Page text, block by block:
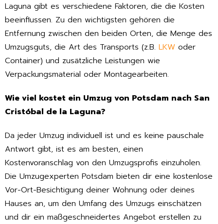
Laguna gibt es verschiedene Faktoren, die die Kosten
beeinflussen. Zu den wichtigsten gehören die
Entfernung zwischen den beiden Orten, die Menge des
Umzugsguts, die Art des Transports (z.B. LKW oder
Container) und zusätzliche Leistungen wie
Verpackungsmaterial oder Montagearbeiten.
Wie viel kostet ein Umzug von Potsdam nach San
Cristóbal de la Laguna?
Da jeder Umzug individuell ist und es keine pauschale
Antwort gibt, ist es am besten, einen
Kostenvoranschlag von den Umzugsprofis einzuholen.
Die Umzugexperten Potsdam bieten dir eine kostenlose
Vor-Ort-Besichtigung deiner Wohnung oder deines
Hauses an, um den Umfang des Umzugs einschätzen
und dir ein maßgeschneidertes Angebot erstellen zu